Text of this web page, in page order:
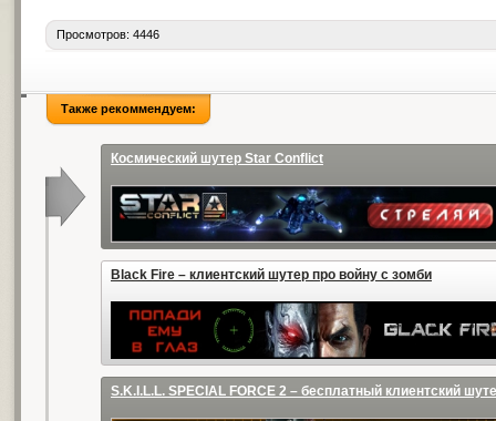
Просмотров: 4446
Также рекоммендуем:
Космический шутер Star Conflict
Black Fire – клиентский шутер про войну с зомби
S.K.I.L.L. SPECIAL FORCE 2 – бесплатный клиентский